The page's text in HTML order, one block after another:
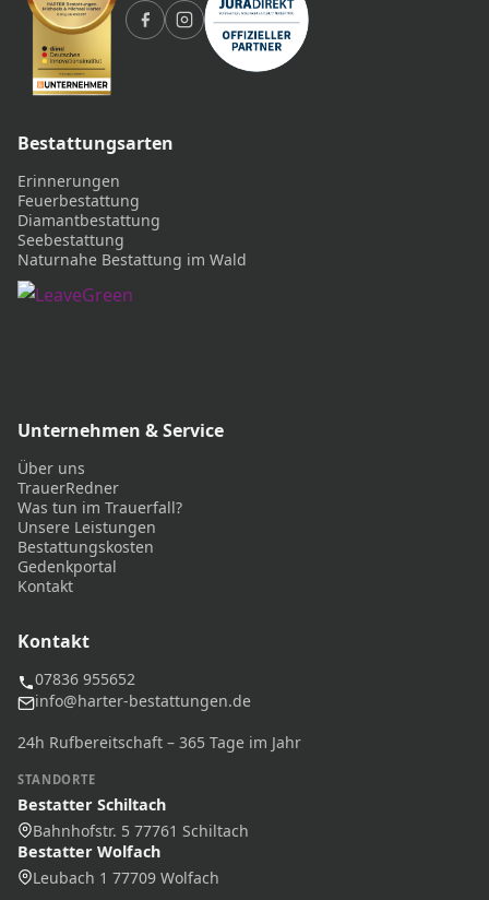
Bestattungsarten
Erinnerungen
Feuerbestattung
Diamantbestattung
Seebestattung
Naturnahe Bestattung im Wald
Unternehmen & Service
Über uns
TrauerRedner
Was tun im Trauerfall?
Unsere Leistungen
Bestattungskosten
Gedenkportal
Kontakt
Kontakt
07836 955652
info@harter-bestattungen.de
24h Rufbereitschaft – 365 Tage im Jahr
STANDORTE
Bestatter Schiltach
Bahnhofstr. 5 77761 Schiltach
Bestatter Wolfach
Leubach 1 77709 Wolfach